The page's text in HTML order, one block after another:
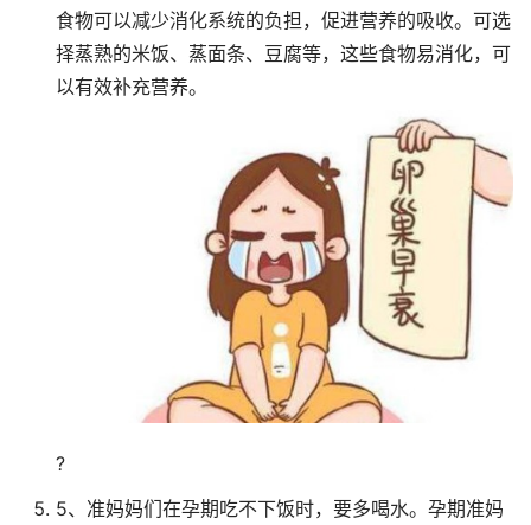
食物可以减少消化系统的负担，促进营养的吸收。可选
择蒸熟的米饭、蒸面条、豆腐等，这些食物易消化，可
以有效补充营养。
?
5、准妈妈们在孕期吃不下饭时，要多喝水。孕期准妈